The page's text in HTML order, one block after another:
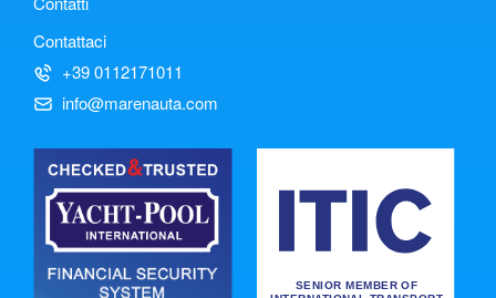
Contattaci
+39 0112171011
info@marenauta.com